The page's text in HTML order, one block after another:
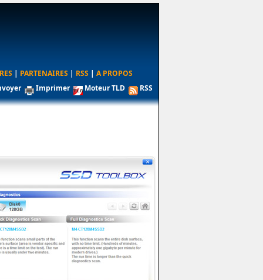
| PARTENAIRES | RSS | A PROPOS
Imprimer Moteur TLD RSS